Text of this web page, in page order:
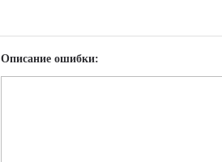
Описание ошибки: